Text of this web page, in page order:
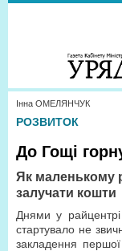
Інна ОМЕЛЯНЧУК
РОЗВИТОК
До Гощі
Як маленькому
залучати кошти
Днями у
стартувало не
закладення першої